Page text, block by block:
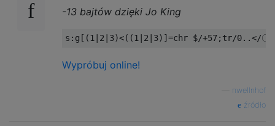
-13 bajtów dzięki Jo King
s : g [(1 2 3)<((1 2 3)]=chr $/+57; tr/0. .</〇
Wypróbuj online!
nwellnhof
źródło